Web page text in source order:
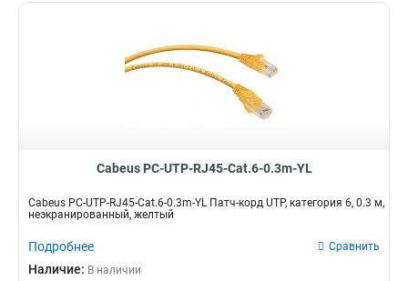
Cabeus PC-UTP-RJ45-Cat.6-0.3m-YL
Cabeus PC-UTP-RJ45-Cat.6-0.3m-YL Патч-корд UTP, категория 6, 0.3 м,
неэкранированный, желтый
Подробнее Сравнить
Наличие: В наличии